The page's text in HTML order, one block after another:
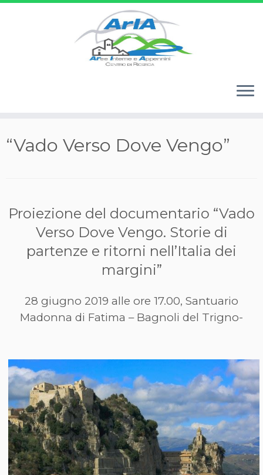
al“Vado Verso Dove Vengo”
Proiezione del documentario “Vado
Verso Dove Vengo. Storie di
partenze e ritorni nell’Italia dei
margini”
28 giugno 2019 alle ore 17.00, Santuario
Madonna di Fatima – Bagnoli del Trigno-